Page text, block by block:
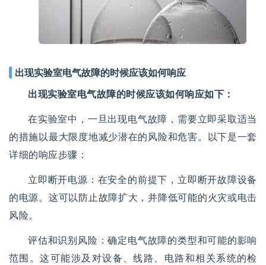
出现实验室电气故障的时候应该如何响应
出现实验室电气故障的时候应该如何响应如下：
在实验室中，一旦出现电气故障，需要立即采取适当
的措施以最大限度地减少潜在的风险和危害。以下是一套
详细的响应步骤：
立即断开电源：在安全的前提下，立即断开故障设备
的电源。这可以防止故障扩大，并降低可能的火灾或电击
风险。
评估和识别风险：确定电气故障的类型和可能的影响
范围。这可能涉及对设备、线路、电路和相关系统的检